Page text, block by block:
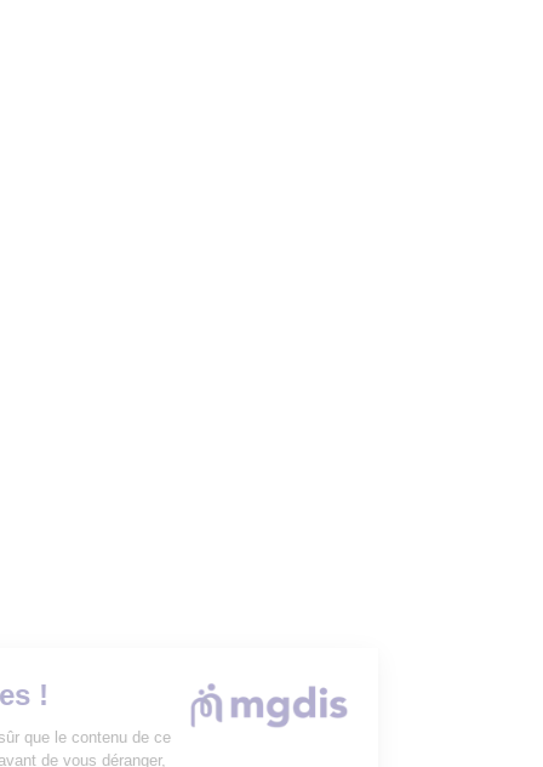
Les Cookies !
On a attendu d'être sûr que le contenu de ce
site vous intéresse avant de vous déranger,